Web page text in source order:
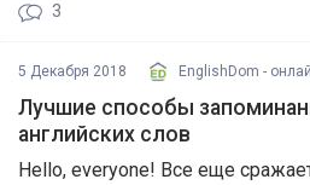
3
5 Декабря 2018 EnglishDom -
Лучшие способы
английских слов
Hello, everyone! Все еще